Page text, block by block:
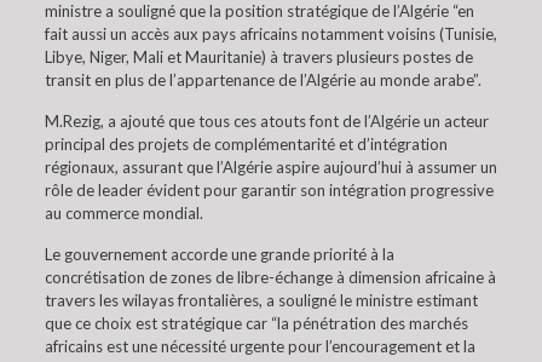
ministre a souligné que la position stratégique de l’Algérie “en
fait aussi un accès aux pays africains notamment voisins (Tunisie,
Libye, Niger, Mali et Mauritanie) à travers plusieurs postes de
transit en plus de l’appartenance de l’Algérie au monde arabe”.
M.Rezig, a ajouté que tous ces atouts font de l’Algérie un acteur
principal des projets de complémentarité et d’intégration
régionaux, assurant que l’Algérie aspire aujourd’hui à assumer un
rôle de leader évident pour garantir son intégration progressive
au commerce mondial.
Le gouvernement accorde une grande priorité à la
concrétisation de zones de libre-échange à dimension africaine à
travers les wilayas frontalières, a souligné le ministre estimant
que ce choix est stratégique car “la pénétration des marchés
africains est une nécessité urgente pour l’encouragement et la